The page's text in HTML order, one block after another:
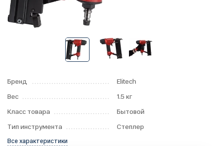
Бренд
Elitech
Вес
1.5 кг
Класс товара
Бытовой
Тип инструмента
Степлер
Все характеристики